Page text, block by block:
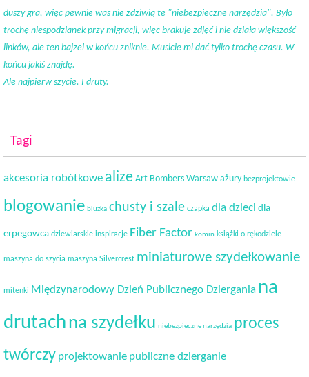
duszy gra, więc pewnie was nie zdziwią te "niebezpieczne narzędzia". Było
trochę niespodzianek przy migracji, więc brakuje zdjęć i nie działa większość
linków, ale ten bajzel w końcu zniknie. Musicie mi dać tylko trochę czasu. W
końcu jakiś znajdę.
Ale najpierw szycie. I druty.
Tagi
akcesoria robótkowe alize Art Bombers Warsaw ażury bezprojektowie
blogowanie bluzka chusty i szale czapka dla dzieci dla
erpegowca dziewiarskie inspiracje Fiber Factor komin książki o rękodziele
maszyna do szycia maszyna Silvercrest miniaturowe szydełkowanie
mitenki Międzynarodowy Dzień Publicznego Dziergania na
drutachna szydełku niebezpieczne narzędzia proces
twórczy projektowanie publiczne dzierganie